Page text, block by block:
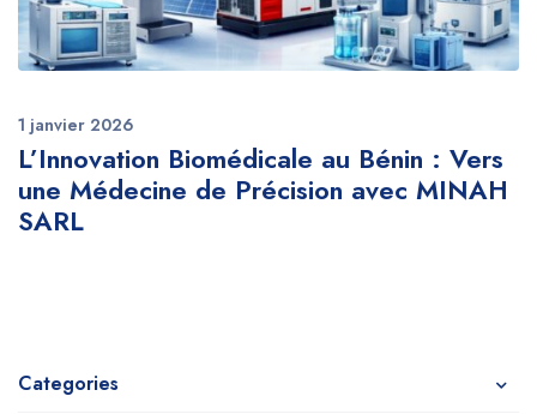
1 janvier 2026
L’Innovation Biomédicale au Bénin : Vers
une Médecine de Précision avec MINAH
SARL
Categories